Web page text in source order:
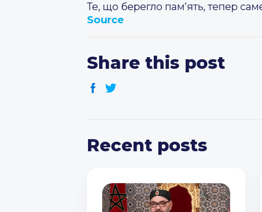
Те, що берегло пам’ять, тепер
Source
Share this post
Recent posts